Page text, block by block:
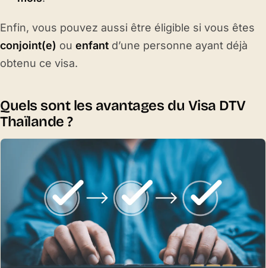
Enfin, vous pouvez aussi être éligible si vous êtes
conjoint(e) ou enfant d’une personne ayant déjà
obtenu ce visa.
Quels sont les avantages du Visa DTV
Thaïlande ?